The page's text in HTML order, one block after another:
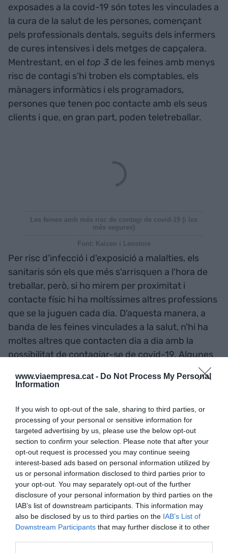
www.viaempresa.cat - Do Not Process My Personal
Information
If you wish to opt-out of the sale, sharing to third parties, or
processing of your personal or sensitive information for
targeted advertising by us, please use the below opt-out
section to confirm your selection. Please note that after your
opt-out request is processed you may continue seeing
interest-based ads based on personal information utilized by
us or personal information disclosed to third parties prior to
your opt-out. You may separately opt-out of the further
disclosure of your personal information by third parties on the
IAB’s list of downstream participants. This information may
also be disclosed by us to third parties on the IAB’s List of
Downstream Participants that may further disclose it to other
exposades a la covid-19 són totes les vinculades a
la cura de la salut de les persones, començant
pels professionals dentals, seguits dels infermers
de cures intensives i dels metges de capçalera.
Mentrestant, en el top 3 de les feines amb menys
risc de contagi s'hi troben els comptables, els
mànagers informàtics i els programadors,
persones que tenen poc contacte amb els seus
clients i que, en gran part, poden teletreballar.
Les feines amb més risc de contagi de covid-19 (i les
més segures)
Font: Kaizen i Lenstore
Per risc d'infecció i d'exposició a malalties, els
sanitaris són els que més s'arrisquen a l'hora de
treballar, però, si ho mirem per proximitat i
contacte físic hi ha moltíssimes altres professions
que se la juguen cada dia. D'aquesta manera, a
banda de les feines vinculades a la salut, n'hi ha
moltes altres que contacten dia a dia amb la
possibilitat de contagiar-se de covid-19. Algunes
oficials de policia, els farmacèutics, els ballarins o
A l'altra cara de la moneda, els comptables, els
managers informàtics i els programadors són les
tres professions que menys risc tenen a estar
exposats al coronavirus, però, a més, són feines
que ja de per sí tenen una baixa exposició a
contraure malalties infeccioses i a tenir menys
lesions i perills en el lloc de feina, sobretot perquè
passen la major part del dia asseguts a la seva